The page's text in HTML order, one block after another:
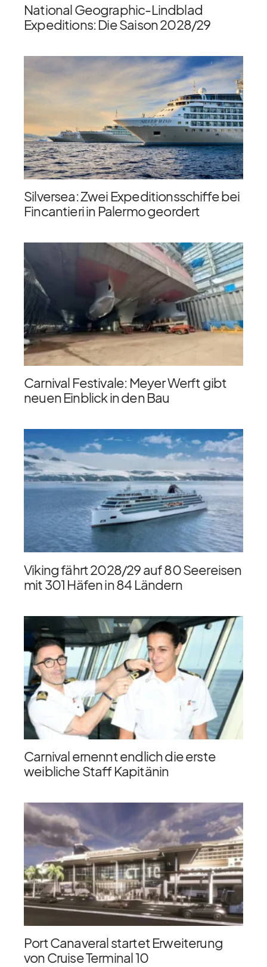
National Geographic-Lindblad
Expeditions: Die Saison 2028/​29
Silversea: Zwei Expeditionsschiffe bei
Fincantieri in Palermo geordert
Carnival Festivale: Meyer Werft gibt
neuen Einblick in den Bau
Viking fährt 2028/​29 auf 80 Seereisen
mit 301 Häfen in 84 Ländern
Carnival ernennt endlich die erste
weibliche Staff Kapitänin
Port Canaveral startet Erweiterung
von Cruise Terminal 10